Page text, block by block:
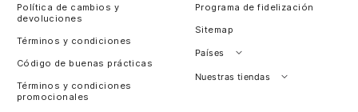
Política de cambios y
devoluciones
Términos y condiciones
Código de buenas prácticas
Términos y condiciones
promocionales
Programa de fidelización
Sitemap
Países
Perú
Nuestras tiendas